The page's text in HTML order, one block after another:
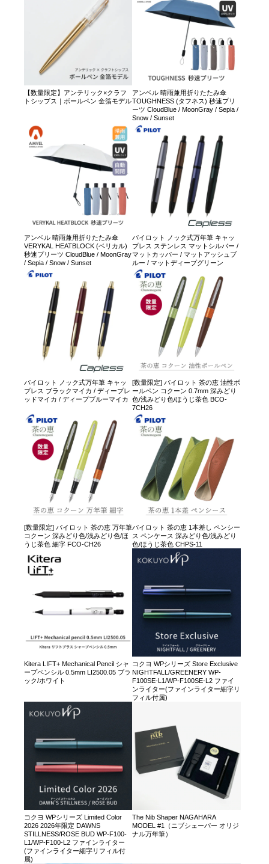
【数量限定】アンテリック×クラフ
トシップス｜ボールペン 金箔モデル
アンベル 晴雨兼用折りたたみ傘
TOUGHNESS (タフネス) 秒速プリ
ーツ CloudBlue / MoonGray / Sepia /
Snow / Sunset
アンベル 晴雨兼用折りたたみ傘
VERYKAL HEATBLOCK (ベリカル)
秒速プリーツ CloudBlue / MoonGray
/ Sepia / Snow / Sunset
パイロット ノック式万年筆 キャッ
プレス ステンレス マットシルバー /
マットカッパー / マットアッシュブ
ルー / マットディープグリーン
パイロット ノック式万年筆 キャッ
プレス ブラックマイカ / ディープレ
ッドマイカ / ディープブルーマイカ
[数量限定] パイロット 茶の恵 油性ボ
ールペン コクーン 0.7mm 深みどり
色/浅みどり色/ほうじ茶色 BCO-
7CH26
[数量限定] パイロット 茶の恵 万年筆
コクーン 深みどり色/浅みどり色/ほ
うじ茶色 細字 FCO-CH26
パイロット 茶の恵 1本差し ペンシー
ス ペンケース 深みどり色/浅みどり
色/ほうじ茶色 CHPS-11
Kitera LIFT+ Mechanical Pencil シャ
ープペンシル 0.5mm LI2500.05 ブラ
ック/ホワイト
コクヨ WPシリーズ Store Exclusive
NIGHTFALL/GREENERY WP-
F100SE-L1/WP-F100SE-L2 ファイ
ンライター(ファインライター細字リ
フィル付属)
コクヨ WPシリーズ Limited Color
2026 2026年限定 DAWNS
STILLNESS/ROSE BUD WP-F100-
L1/WP-F100-L2 ファインライター
(ファインライター細字リフィル付
属)
The Nib Shaper NAGAHARA
MODEL #1（ニブシェーパー オリジ
ナル万年筆）